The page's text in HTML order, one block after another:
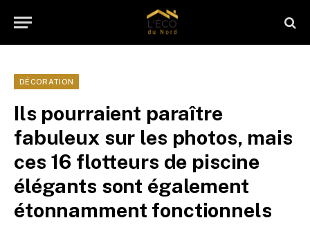
DÉCORATION
Ils pourraient paraître
fabuleux sur les photos, mais
ces 16 flotteurs de piscine
élégants sont également
étonnamment fonctionnels